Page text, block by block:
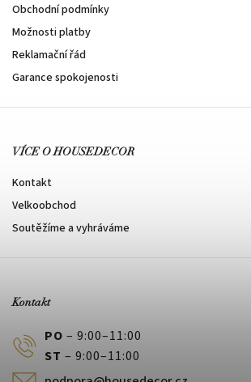
Obchodní podmínky
Možnosti platby
Reklamační řád
Garance spokojenosti
VÍCE O HOUSEDECOR
Kontakt
Velkoobchod
Soutěžíme a vyhráváme
Kontakt
PO – 9:00–11:00
ST – 9:00–11:00